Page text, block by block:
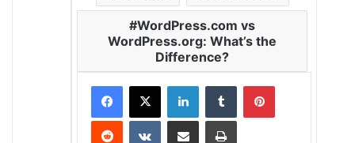
WordPress.com vs
WordPress.org: What’s the
Difference?
LinkedInTumblrPinterest
RedditVKontakteE-Posta ile paylaşYazdır